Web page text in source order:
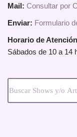
Mail: Consultar por
Enviar: Formulario
Horario de
Sábados de 10 a 14